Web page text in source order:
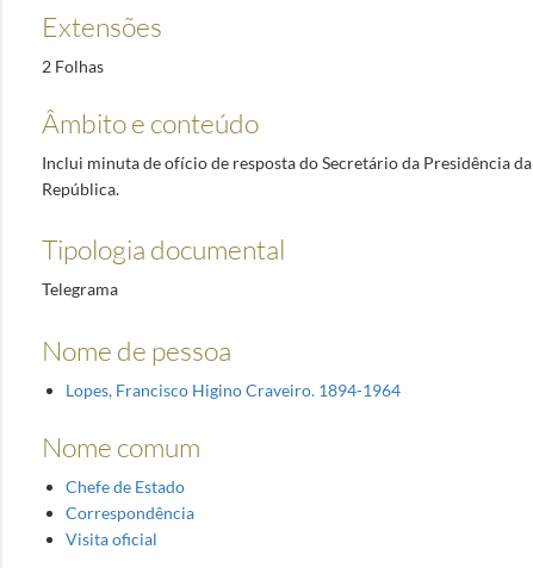
Extensões
2 Folhas
Âmbito e conteúdo
Inclui minuta de ofício de resposta do Secretário da Presidência da
República.
Tipologia documental
Telegrama
Nome de pessoa
Lopes, Francisco Higino Craveiro. 1894-1964
Nome comum
Chefe de Estado
Correspondência
Visita oficial